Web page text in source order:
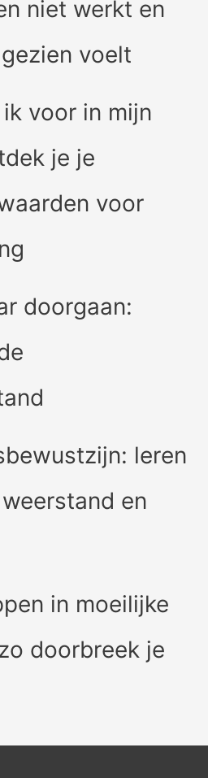
niet werkt en
voelt
voor in mijn
je je
voor
doorgaan:
leren
en
in moeilijke
doorbreek je